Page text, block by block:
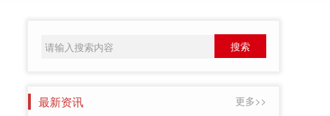
最新资讯 更多>>